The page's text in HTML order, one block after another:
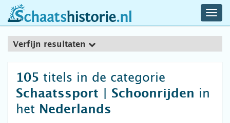
schaatshistorie.nl
Verfijn resultaten
105 titels in de categorie
Schaatssport | Schoonrijden in
het Nederlands